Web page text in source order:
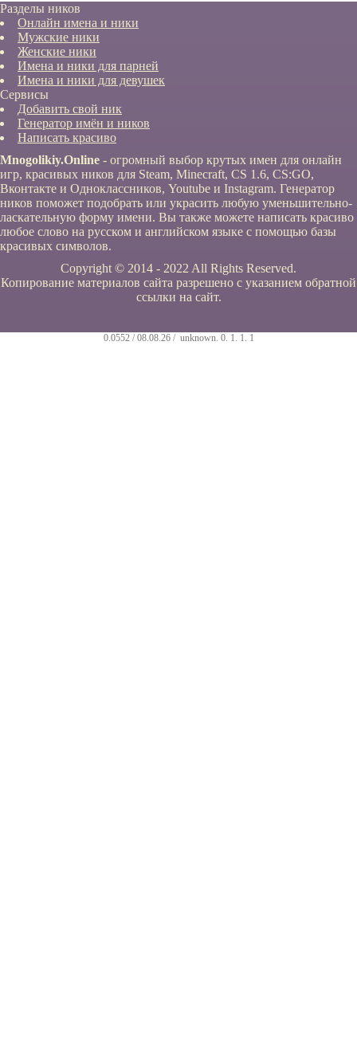
Разделы ников
Онлайн имена и ники
Мужские ники
Женские ники
Имена и ники для парней
Имена и ники для девушек
Сервисы
Добавить свой ник
Генератор имён и ников
Написать красиво
Mnogolikiy.Online - огромный выбор крутых имен для онлайн
игр, красивых ников для Steam, Minecraft, CS 1.6, CS:GO,
Вконтакте и Одноклассников, Youtube и Instagram. Генератор
ников поможет подобрать или украсить любую уменьшительно-
ласкательную форму имени. Вы также можете написать красиво
любое слово на русском и английском языке с помощью базы
красивых символов.
Copyright © 2014 - 2022 All Rights Reserved.
Копирование материалов сайта разрешено с указанием обратной
ссылки на сайт.
0.0552 / 08.08.26 / unknown. 0. 1. 1. 1